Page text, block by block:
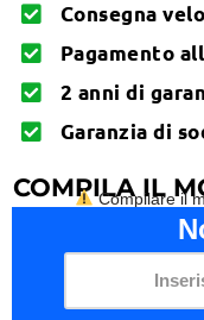
Consegna
Pagamento
2 anni di
Garanzia di
COMPILA IL
Compilare il